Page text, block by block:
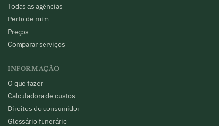
Todas as agências
Perto de mim
Preços
Comparar serviços
INFORMAÇÃO
O que fazer
Calculadora de custos
Direitos do consumidor
Glossário funerário